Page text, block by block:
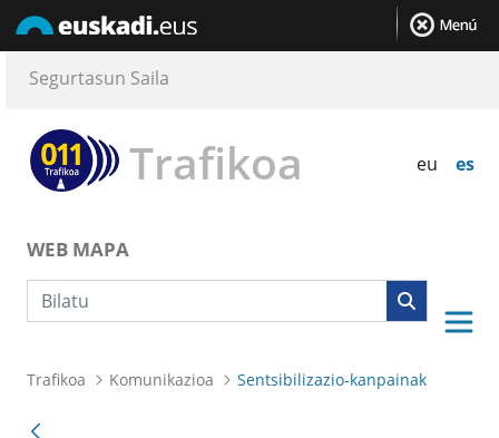
Trafikoa eu es
Segurtasun Saila
WEB MAPA
Bilaketa
Trafikoa Komunikazioa Sentsibilizazio-kanpainak